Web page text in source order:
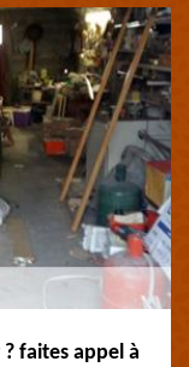
faites appel à